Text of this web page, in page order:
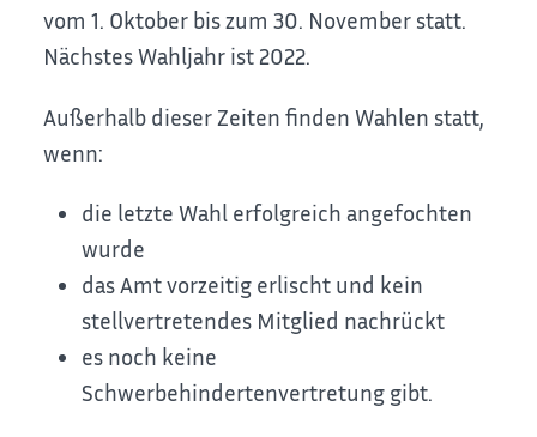
vom 1. Oktober bis zum 30. November statt.
Nächstes Wahljahr ist 2022.
Außerhalb dieser Zeiten finden Wahlen statt,
wenn:
die letzte Wahl erfolgreich angefochten
wurde
das Amt vorzeitig erlischt und kein
stellvertretendes Mitglied nachrückt
es noch keine
Schwerbehindertenvertretung gibt.